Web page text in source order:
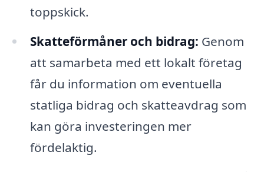
toppskick.
Skatteförmåner och bidrag: Genom
att samarbeta med ett lokalt företag
får du information om eventuella
statliga bidrag och skatteavdrag som
kan göra investeringen mer
fördelaktig.